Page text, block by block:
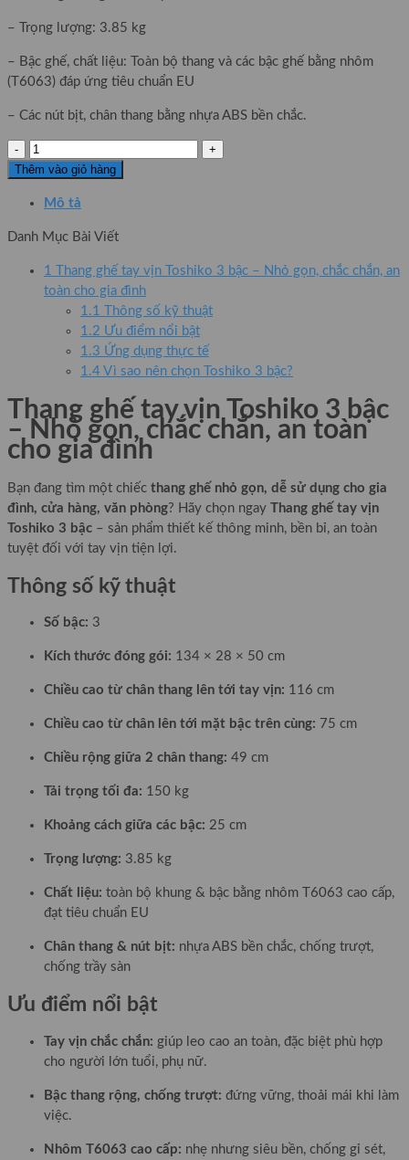
– Trọng lượng: 3.85 kg
– Bậc ghế, chất liệu: Toàn bộ thang và các bậc ghế bằng nhôm
(T6063) đáp ứng tiêu chuẩn EU
– Các nút bịt, chân thang bằng nhựa ABS bền chắc.
Thang
ghế
vịn
Toshiko
bậc
Thêm vào giỏ hàng
Mô tả
Danh Mục Bài Viết
1 Thang ghế tay vịn Toshiko 3 bậc – Nhỏ gọn, chắc chắn, an
toàn cho gia đình
1.1 Thông số kỹ thuật
1.2 Ưu điểm nổi bật
1.3 Ứng dụng thực tế
1.4 Vì sao nên chọn Toshiko 3 bậc?
Thang ghế tay vịn Toshiko 3 bậc
– Nhỏ gọn, chắc chắn, an toàn
cho gia đình
Bạn đang tìm một chiếc thang ghế nhỏ gọn, dễ sử dụng cho gia
đình, cửa hàng, văn phòng? Hãy chọn ngay Thang ghế tay vịn
Toshiko 3 bậc – sản phẩm thiết kế thông minh, bền bỉ, an toàn
tuyệt đối với tay vịn tiện lợi.
Thông số kỹ thuật
Số bậc: 3
Kích thước đóng gói: 134 × 28 × 50 cm
Chiều cao từ chân thang lên tới tay vịn: 116 cm
Chiều cao từ chân lên tới mặt bậc trên cùng: 75 cm
Chiều rộng giữa 2 chân thang: 49 cm
Tải trọng tối đa: 150 kg
Khoảng cách giữa các bậc: 25 cm
Trọng lượng: 3.85 kg
Chất liệu: toàn bộ khung & bậc bằng nhôm T6063 cao cấp,
đạt tiêu chuẩn EU
Chân thang & nút bịt: nhựa ABS bền chắc, chống trượt,
chống trầy sàn
Ưu điểm nổi bật
Tay vịn chắc chắn: giúp leo cao an toàn, đặc biệt phù hợp
cho người lớn tuổi, phụ nữ.
Bậc thang rộng, chống trượt: đứng vững, thoải mái khi làm
việc.
Nhôm T6063 cao cấp: nhẹ nhưng siêu bền, chống gỉ sét,